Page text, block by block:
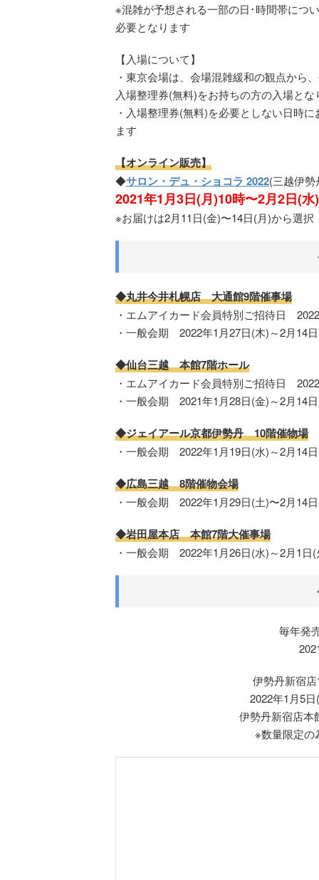
※混雑が予想される一部の日･時間帯につ
必要となります
【入場について】
・東京会場は、会場混雑緩和の観点から
入場整理券(無料)をお持ちの方の入場とな
・入場整理券(無料)を必要としない日時
ます
【オンライン販売】
◆サロン・デュ・ショコラ 2022(三越伊
2021年1月3日(月)10時〜2月2日(水
※お届けは2月11日(金)〜14日(月)から選択
◆丸井今井札幌店 大通館9階催事場
・エムアイカード会員特別ご招待日
・一般会期 2022年1月27日(木)～2月14
◆仙台三越 本館7階ホール
・エムアイカード会員特別ご招待日
・一般会期 2021年1月28日(金)～2月14
◆ジェイアール京都伊勢丹 10階催物場
・一般会期 2022年1月19日(水)～2月14
◆広島三越 8階催物会場
・一般会期 2022年1月29日(土)〜2月14
◆岩田屋本店 本館7階大催事場
・一般会期 2022年1月26日(水)～2月1日(
毎年発
伊勢丹新宿
2022年1月5
伊勢丹新宿店本
※数量限定の